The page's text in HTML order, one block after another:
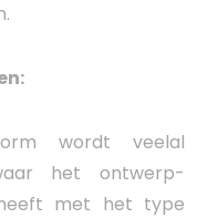
wordt veelal
het ontwerp-
met het type